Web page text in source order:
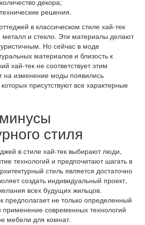
декора;
решения.
в классическом стиле хай-тек
и стекло. Эти материалы делают
Но сейчас в моде
материалов и близость к
хай-тек не соответствует этим
на изменение моды появились
которых присутствуют все характерные
стиля
в стиле хай-тек выбирают люди,
технологий и предпочитают шагать в
стиль является достаточно
создать индивидуальный проект,
всех будущих жильцов.
предполагает не только определенный
современных технологий
мебели для комнат.